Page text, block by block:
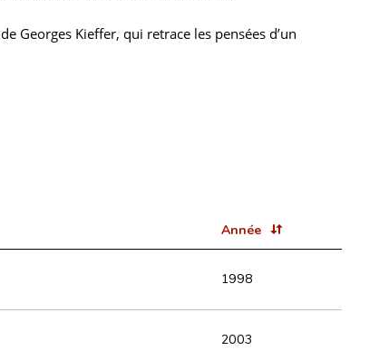
Georges Kieffer, qui retrace les pensées d’un
Année
1998
2003